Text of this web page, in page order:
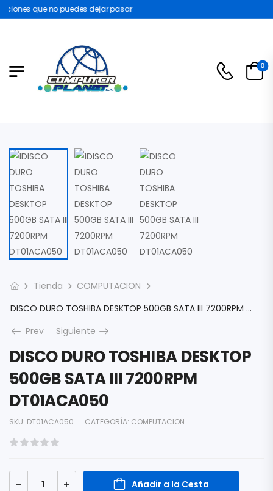
que no puedes dejar pasar
0
Tienda
COMPUTACION
DISCO DURO TOSHIBA DESKTOP 500GB SATA III 7200RPM DT01ACA050
Prev
Siguiente
DISCO DURO TOSHIBA DESKTOP
500GB SATA III 7200RPM
DT01ACA050
SKU: DT01ACA050 CATEGORÍA: COMPUTACION
Añadir a la Cesta